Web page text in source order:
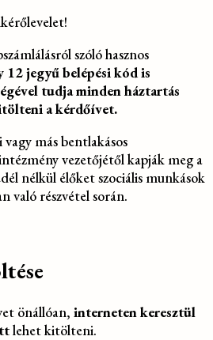
szóló hasznos
12 jegyű belépési kód is
tudja minden háztartás
a kérdőívet.
más bentlakásos
vezetőjétől kapják meg a
nélkül élőket szociális munkások
való részvétel során.
önállóan, interneten keresztül
lehet kitölteni.